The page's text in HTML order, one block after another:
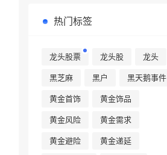
热门标签
龙头股票 龙头股 龙头
黑芝麻 黑户 黑天鹅事件
黄金首饰 黄金饰品
黄金风险 黄金需求
黄金避险 黄金递延